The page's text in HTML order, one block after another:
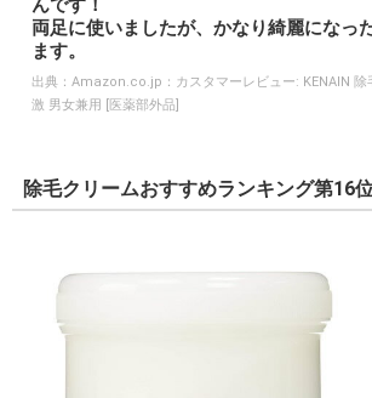
んです！
両足に使いましたが、かなり綺麗になっ
ます。
出典： Amazon.co.jp：カスタマーレビュー: KENAIN 除
激 男女兼用 [医薬部外品]
除毛クリームおすすめランキング第16